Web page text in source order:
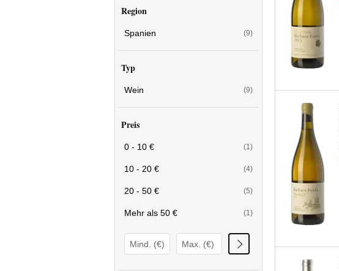
Region
Spanien (9)
Typ
Wein (9)
Preis
0 - 10 € (1)
10 - 20 € (4)
20 - 50 € (5)
Mehr als 50 € (1)